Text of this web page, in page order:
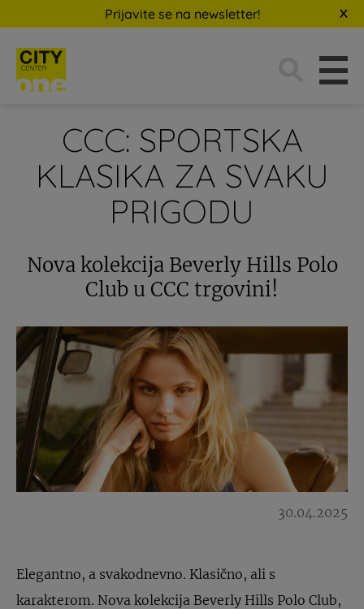
Prijavite se na newsletter!
CCC: SPORTSKA
KLASIKA ZA SVAKU
PRIGODU
Nova kolekcija Beverly Hills Polo
Club u CCC trgovini!
30.04.2025
Elegantno, a svakodnevno. Klasično, ali s
karakterom. Nova kolekcija Beverly Hills Polo Club,